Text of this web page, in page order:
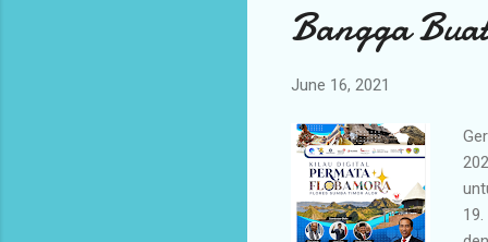
Bangga
June 16, 2021